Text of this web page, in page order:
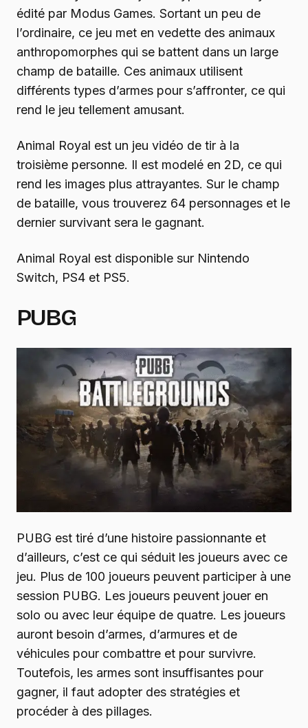
édité par Modus Games. Sortant un peu de
l’ordinaire, ce jeu met en vedette des animaux
anthropomorphes qui se battent dans un large
champ de bataille. Ces animaux utilisent
différents types d’armes pour s’affronter, ce qui
rend le jeu tellement amusant.
Animal Royal est un jeu vidéo de tir à la
troisième personne. Il est modelé en 2D, ce qui
rend les images plus attrayantes. Sur le champ
de bataille, vous trouverez 64 personnages et le
dernier survivant sera le gagnant.
Animal Royal est disponible sur Nintendo
Switch, PS4 et PS5.
PUBG
PUBG est tiré d’une histoire passionnante et
d’ailleurs, c’est ce qui séduit les joueurs avec ce
jeu. Plus de 100 joueurs peuvent participer à une
session PUBG. Les joueurs peuvent jouer en
solo ou avec leur équipe de quatre. Les joueurs
auront besoin d’armes, d’armures et de
véhicules pour combattre et pour survivre.
Toutefois, les armes sont insuffisantes pour
gagner, il faut adopter des stratégies et
procéder à des pillages.